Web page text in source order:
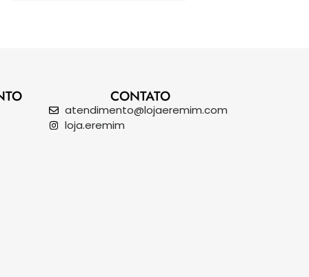
CONTATO
atendimento@lojaeremim.com
loja.eremim